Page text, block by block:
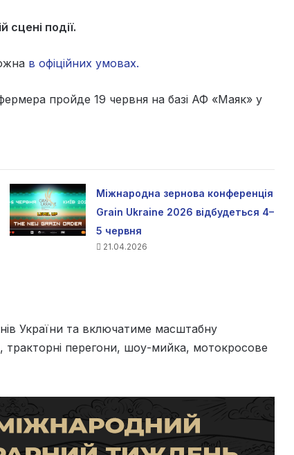
сцені події.
в офіційних умовах.
пройде 19 червня на базі АФ «Маяк» у
Міжнародна зернова конференція
Grain Ukraine 2026 відбудеться 4–
5 червня
21.04.2026
України та включатиме масштабну
тракторні перегони, шоу-мийка, мотокросове